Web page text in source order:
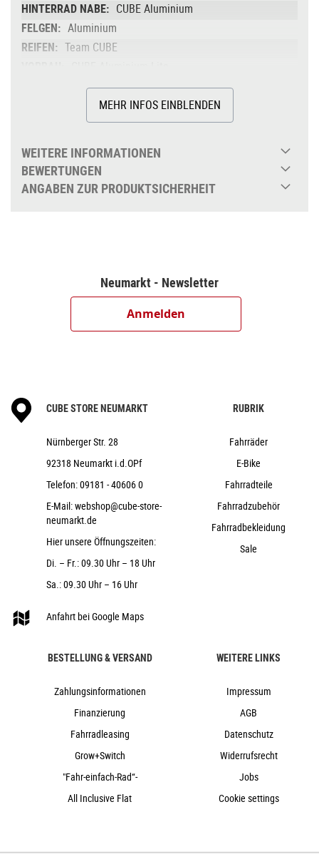
CUBE Aluminium
Aluminium
Team CUBE
CUBE Aluminium Lite, 420mm
CUBE Kid Grips
CUBE with Steering End Stop
included)
CUBE Kid
3,8 kg
2023
Fahrräder, Kinder & Jugend, Laufrad
nein
keine Schaltung
nein
nein
MEHR INFOS EINBLENDEN
WEITERE INFORMATIONEN
BEWERTUNGEN
ANGABEN ZUR PRODUKTSICHERHEIT
Neumarkt - Newsletter
Anmelden
CUBE STORE NEUMARKT
Nürnberger Str. 28
92318 Neumarkt i.d.OPf
Telefon:09181 - 40606 0
E-Mail:webshop@cube-store-
neumarkt.de
Hier unsere Öffnungszeiten:
Di. – Fr.: 09.30 Uhr – 18 Uhr
Sa.: 09.30 Uhr – 16 Uhr
Anfahrt bei Google Maps
RUBRIK
Fahrräder
E-Bike
Fahrradteile
Fahrradzubehör
Fahrradbekleidung
Sale
BESTELLUNG & VERSAND
Zahlungsinformationen
Finanzierung
Fahrradleasing
Grow+Switch
"Fahr-einfach-Rad“-
All Inclusive Flat
WEITERE LINKS
Impressum
AGB
Datenschutz
Widerrufsrecht
Jobs
Cookie settings